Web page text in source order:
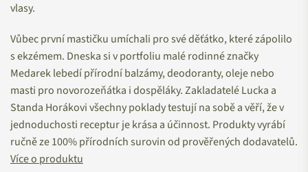
vlasy.
Vůbec první mastičku umíchali pro své děťátko, které zápolilo
s ekzémem. Dneska si v portfoliu malé rodinné značky
Medarek lebedí přírodní balzámy, deodoranty, oleje nebo
masti pro novorozeňátka i dospěláky. Zakladatelé Lucka a
Standa Horákovi všechny poklady testují na sobě a věří, že v
jednoduchosti receptur je krása a účinnost. Produkty vyrábí
ručně ze 100% přírodních surovin od prověřených dodavatelů.
Více o produktu